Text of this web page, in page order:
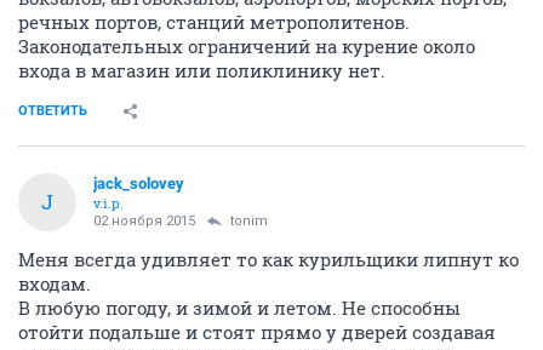
речных портов, станций метрополитенов.
Законодательных ограничений на курение около
входа в магазин или поликлинику нет.
ОТВЕТИТЬ
J
jack_solovey
v.i.p.
02 ноября 2015 tonim
Меня всегда удивляет то как курильщики липнут ко
входам.
В любую погоду, и зимой и летом. Не способны
отойти подальше и стоят прямо у дверей создавая